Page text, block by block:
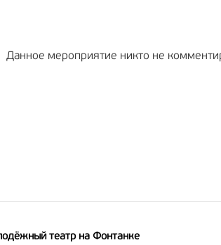
Данное мероприятие никто не
театр на Фонтанке